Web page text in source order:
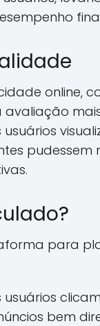
online,
avaliação
pudessem
para
bem